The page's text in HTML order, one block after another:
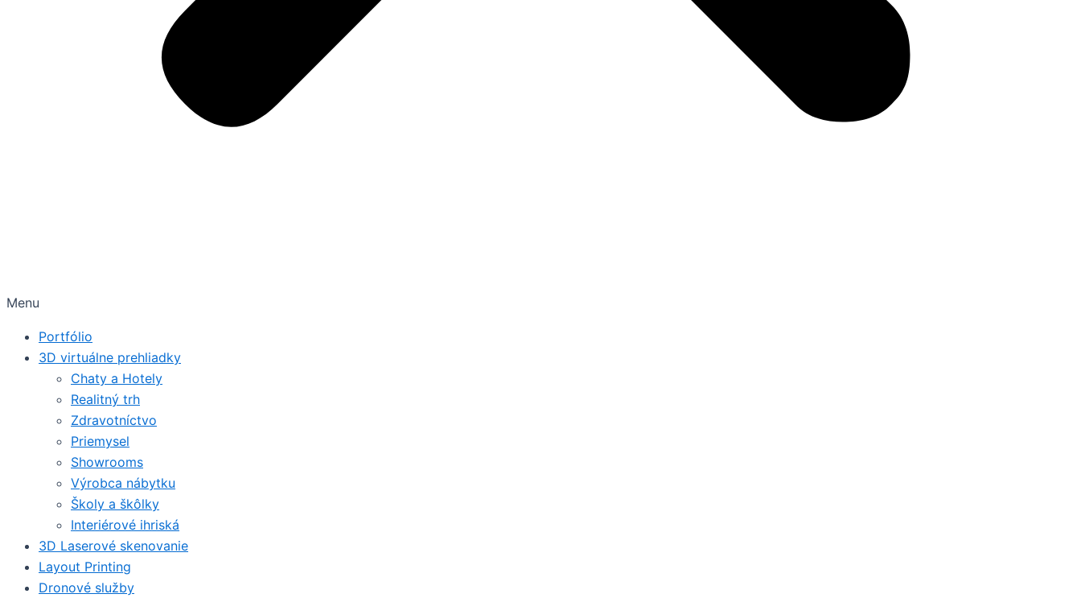
Menu
Portfólio
3D virtuálne prehliadky
Chaty a Hotely
Realitný trh
Zdravotníctvo
Priemysel
Showrooms
Výrobca nábytku
Školy a škôlky
Interiérové ihriská
3D Laserové skenovanie
Layout Printing
Dronové služby